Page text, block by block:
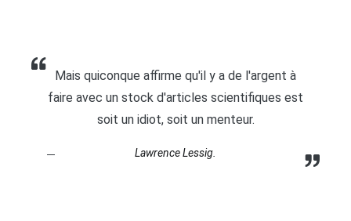
Mais quiconque affirme qu'il y a de l'argent à
faire avec un stock d'articles scientifiques est
soit un idiot, soit un menteur.
Lawrence Lessig.